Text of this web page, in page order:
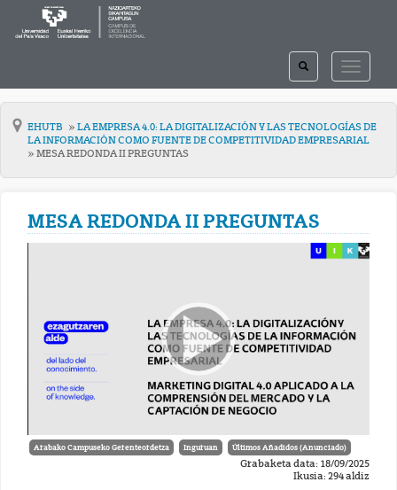
TOGGLE
TOGGLE
SEARCH
EHUTB
LA EMPRESA 4.0: LA DIGITALIZACIÓN Y LAS TECNOLOGÍAS DE
LA INFORMACIÓN COMO FUENTE DE COMPETITIVIDAD EMPRESARIAL
MESA REDONDA II PREGUNTAS
MESA REDONDA II PREGUNTAS
Arabako Campuseko Gerenteordetza Inguruan Últimos Añadidos (Anunciado)
Grabaketa data: 18/09/2025
Ikusia: 294 aldiz